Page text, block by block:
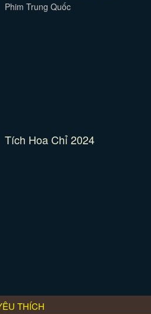
Phim Trung Quốc
Tích Hoa Chỉ 2024
THÍCH